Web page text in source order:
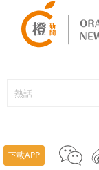
下載APP